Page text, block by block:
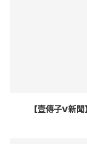
【壹傳子V新